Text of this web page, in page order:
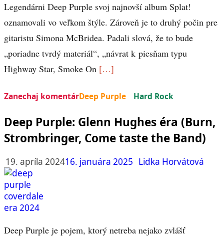
Legendárni Deep Purple svoj najnovší album Splat!
oznamovali vo veľkom štýle. Zároveň je to druhý počin pre
gitaristu Simona McBridea. Padali slová, že to bude
„poriadne tvrdý materiál“, „návrat k piesňam typu
Highway Star, Smoke On […]
Zanechaj komentárDeep Purple Hard Rock
Deep Purple: Glenn Hughes éra (Burn,
Strombringer, Come taste the Band)
19. apríla 202416. januára 2025 Lidka Horvátová
Deep Purple je pojem, ktorý netreba nejako zvlášť